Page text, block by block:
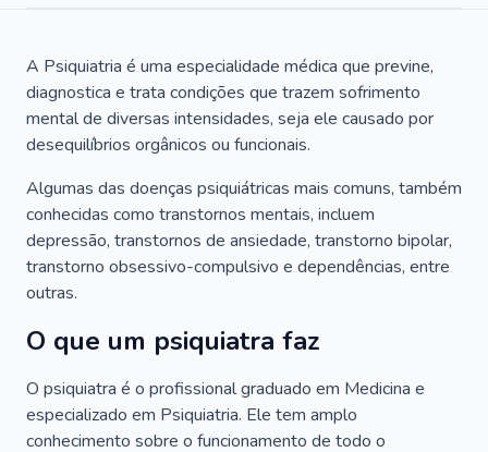
A Psiquiatria é uma especialidade médica que previne,
diagnostica e trata condições que trazem sofrimento
mental de diversas intensidades, seja ele causado por
desequilíbrios orgânicos ou funcionais.
Algumas das doenças psiquiátricas mais comuns, também
conhecidas como transtornos mentais, incluem
depressão, transtornos de ansiedade, transtorno bipolar,
transtorno obsessivo-compulsivo e dependências, entre
outras.
O que um psiquiatra faz
O psiquiatra é o profissional graduado em Medicina e
especializado em Psiquiatria. Ele tem amplo
conhecimento sobre o funcionamento de todo o